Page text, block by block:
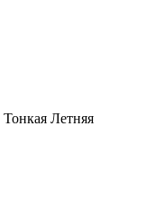
Тонкая Летняя